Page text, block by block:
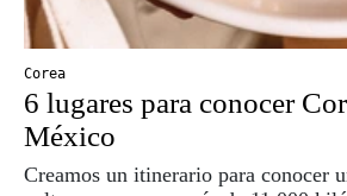
Corea
6 lugares para conocer
México
Creamos un itinerario para conocer